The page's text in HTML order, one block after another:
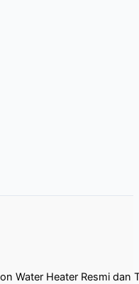
Water Heater Resmi dan